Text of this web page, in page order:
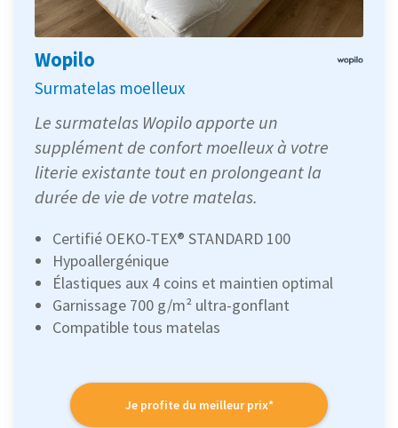
Wopilo
Surmatelas moelleux
Le surmatelas Wopilo apporte un
supplément de confort moelleux à votre
literie existante tout en prolongeant la
durée de vie de votre matelas.
Certifié OEKO-TEX® STANDARD 100
Hypoallergénique
Élastiques aux 4 coins et maintien optimal
Garnissage 700 g/m² ultra-gonflant
Compatible tous matelas
Je profite du meilleur prix*